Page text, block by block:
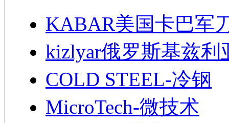
KABAR美国卡巴军
kizlyar俄罗斯基兹利
COLD STEEL-冷钢
MicroTech-微技术